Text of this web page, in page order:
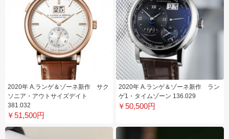
2020年 A.ランゲ＆ゾーネ新作 サク
ソニア・アウトサイズデイト
381.032
￥51,500円
2020年 A.ランゲ＆ゾーネ新作 ラン
ゲ1・タイムゾーン 136.029
￥50,500円